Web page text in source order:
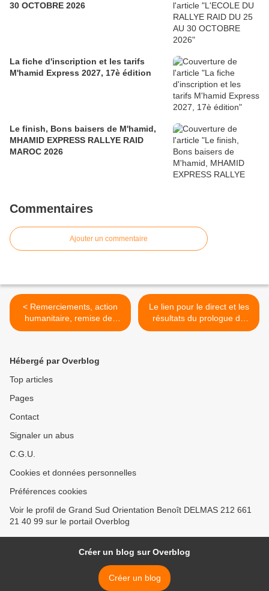
30 OCTOBRE 2026
La fiche d'inscription et les tarifs
M'hamid Express 2027, 17è édition
Le finish, Bons baisers de M'hamid,
MHAMID EXPRESS RALLYE RAID
MAROC 2026
Commentaires
Ajouter un commentaire
< Remerciements, action
humanitaire, remise des
prix M'hamid Express 2018
Le lien pour le direct et les
résultats du prologue du
Morocco Sand Express >
Hébergé par Overblog
Top articles
Pages
Contact
Signaler un abus
C.G.U.
Cookies et données personnelles
Préférences cookies
Voir le profil de Grand Sud Orientation Benoît DELMAS 212 661
21 40 99 sur le portail Overblog
Créer un blog sur Overblog
Créer un blog